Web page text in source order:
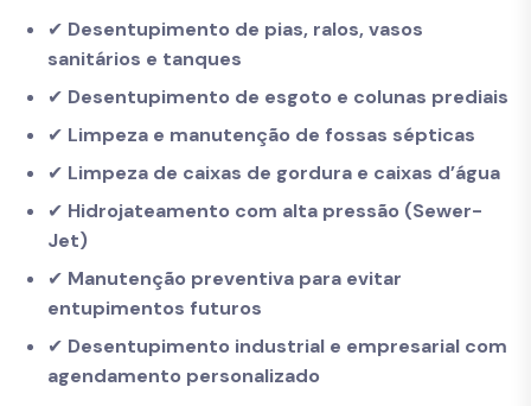
✔ Desentupimento de pias, ralos, vasos
sanitários e tanques
✔ Desentupimento de esgoto e colunas prediais
✔ Limpeza e manutenção de fossas sépticas
✔ Limpeza de caixas de gordura e caixas d’água
✔ Hidrojateamento com alta pressão (Sewer-
Jet)
✔ Manutenção preventiva para evitar
entupimentos futuros
✔ Desentupimento industrial e empresarial com
agendamento personalizado